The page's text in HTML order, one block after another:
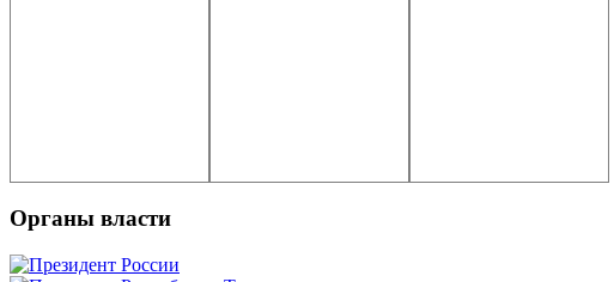
Органы власти